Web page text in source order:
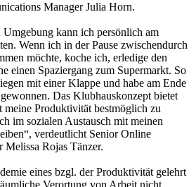
Manager Julia Horn.
Umgebung kann ich persönlich am
Wenn ich in der Pause zwischendurch
möchte, koche ich, erledige den
einen Spaziergang zum Supermarkt. So
mit einer Klappe und habe am Ende
Das Klubhauskonzept bietet
Produktivität bestmöglich zu
im sozialen Austausch mit meinen
verdeutlicht Senior Online
Rojas Tänzer.
eines bzgl. der Produktivität gelehrt
Verortung von Arbeit nicht